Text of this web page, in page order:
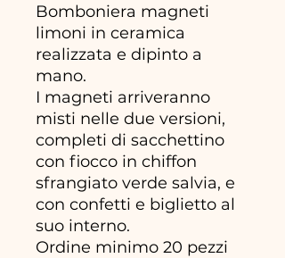
Bomboniera magneti
limoni in ceramica
realizzata e dipinto a
mano.
I magneti arriveranno
misti nelle due versioni,
completi di sacchettino
con fiocco in chiffon
sfrangiato verde salvia, e
con confetti e biglietto al
suo interno.
Ordine minimo 20 pezzi